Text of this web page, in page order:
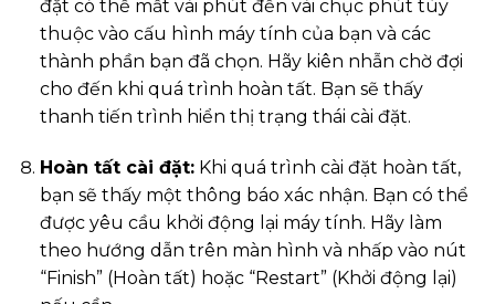
đặt có thể mất vài phút đến vài chục phút tùy
thuộc vào cấu hình máy tính của bạn và các
thành phần bạn đã chọn. Hãy kiên nhẫn chờ đợi
cho đến khi quá trình hoàn tất. Bạn sẽ thấy
thanh tiến trình hiển thị trạng thái cài đặt.
Hoàn tất cài đặt:Khi quá trình cài đặt hoàn tất,
bạn sẽ thấy một thông báo xác nhận. Bạn có thể
được yêu cầu khởi động lại máy tính. Hãy làm
theo hướng dẫn trên màn hình và nhấp vào nút
“Finish” (Hoàn tất) hoặc “Restart” (Khởi động lại)